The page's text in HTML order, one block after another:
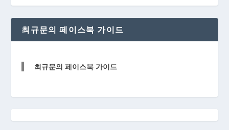
최규문의 페이스북 가이드
최규문의 페이스북 가이드